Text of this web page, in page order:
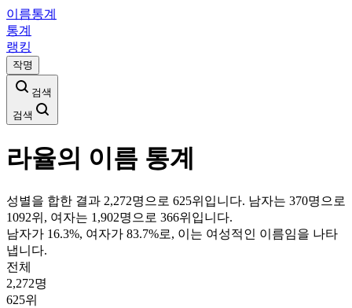
이름통계
통계
랭킹
작명
검색
검색
라율의 이름 통계
성별을 합한 결과 2,272명으로 625위입니다. 남자는 370명으로
1092위, 여자는 1,902명으로 366위입니다.
남자가 16.3%, 여자가 83.7%로, 이는 여성적인 이름임을 나타
냅니다.
전체
2,272명
625위